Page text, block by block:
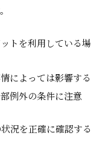
トを利用している場
によっては影響する
例外の条件に注意
況を正確に確認する